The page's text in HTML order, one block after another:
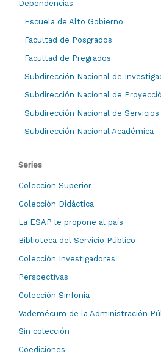
Dependencias
Escuela de Alto Gobierno
Facultad de Posgrados
Facultad de Pregrados
Subdirección Nacional de
Subdirección Nacional de
Subdirección Nacional de Servicios
Subdirección Nacional Académica
Series
Colección Superior
Colección Didáctica
La ESAP le propone al país
Biblioteca del Servicio Público
Colección Investigadores
Perspectivas
Colección Sinfonía
Vademécum de la Administración
Sin colección
Coediciones